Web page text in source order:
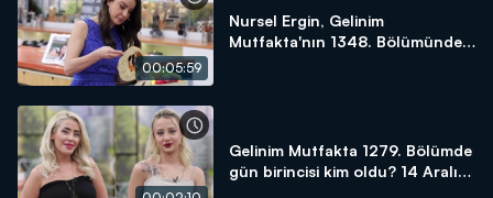
00:05:59
Nursel Ergin, Gelinim
Mutfakta'nın 1348. Bölümünde
Gelinim Mutfakta 1279. Bölümde
gün birincisi kim oldu? 14 Aralık